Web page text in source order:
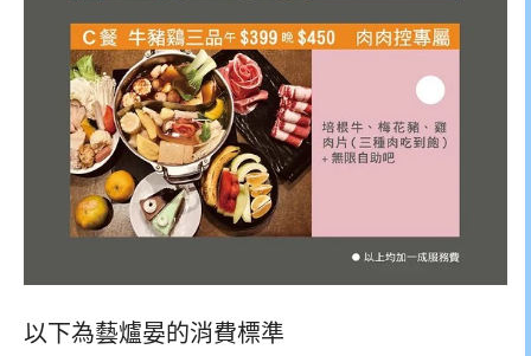
以下為藝爐晏的消費標準